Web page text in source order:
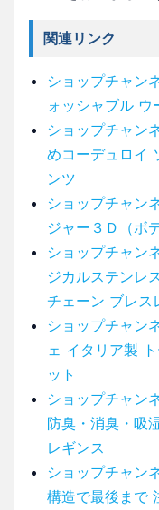
関連リンク
ショップチャン
ォッシャブル ウ
ショップチャン
めコーデュロイ
ンツ
ショップチャン
ジャー３Ｄ（ボ
ショップチャン
ジカルステンレ
チェーン ブレス
ショップチャン
ェ イタリア製
ット
ショップチャン
防臭・消臭・吸
レギンス
ショップチャン
構造で最後まで